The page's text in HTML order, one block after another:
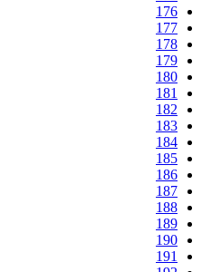
176
177
178
179
180
181
182
183
184
185
186
187
188
189
190
191